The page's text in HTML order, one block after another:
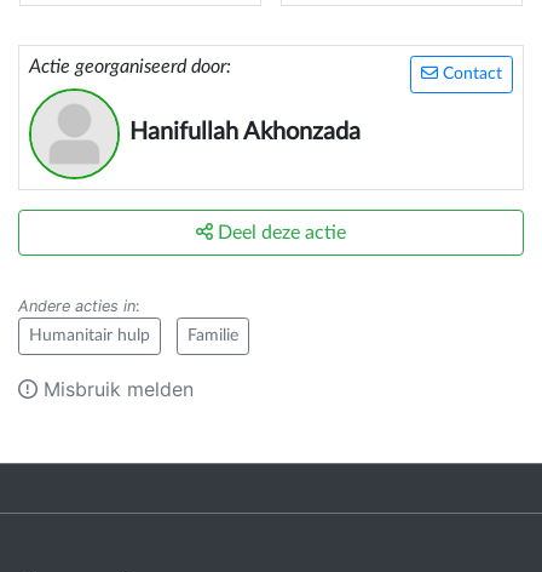
Contact
Actie georganiseerd door:
Hanifullah Akhonzada
Deel deze actie
Andere acties in:
Humanitair hulp Familie
Misbruik melden